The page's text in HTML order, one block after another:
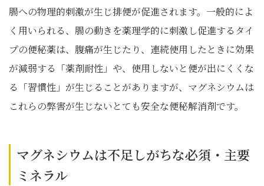
腸への物理的刺激が生じ排便が促進されます。一般的によ
く用いられる、腸の動きを薬理学的に刺激し促進するタイ
プの便秘薬は、腹痛が生じたり、連続使用したときに効果
が減弱する「薬剤耐性」や、使用しないと便が出にくくな
る「習慣性」が生じることがありますが、マグネシウムは
これらの弊害が生じないとても安全な便秘解消剤です。
マグネシウムは不足しがちな必須・主要
ミネラル